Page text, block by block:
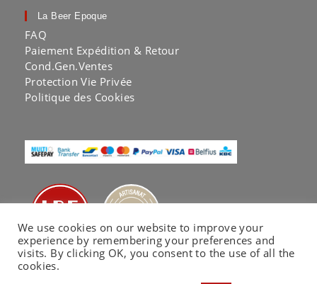
La Beer Epoque
FAQ
Paiement Expédition & Retour
Cond.Gen.Ventes
Protection Vie Privée
Politique des Cookies
We use cookies on our website to improve your
experience by remembering your preferences and
visits. By clicking OK, you consent to the use of all the
cookies.